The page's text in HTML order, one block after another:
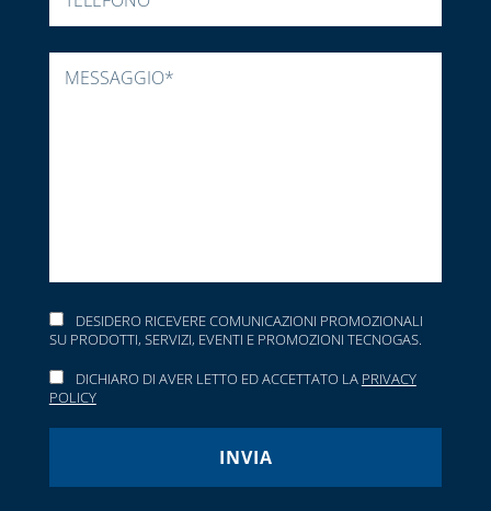
DESIDERO RICEVERE COMUNICAZIONI PROMOZIONALI
SU PRODOTTI, SERVIZI, EVENTI E PROMOZIONI TECNOGAS.
DICHIARO DI AVER LETTO ED ACCETTATO LA PRIVACY
POLICY